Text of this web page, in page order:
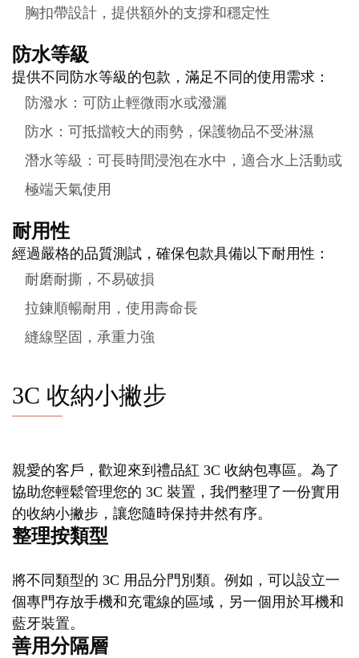
胸扣帶設計，提供額外的支撐和穩定性
防水等級
提供不同防水等級的包款，滿足不同的使用需求：
防潑水：可防止輕微雨水或潑灑
防水：可抵擋較大的雨勢，保護物品不受淋濕
潛水等級：可長時間浸泡在水中，適合水上活動或
極端天氣使用
耐用性
經過嚴格的品質測試，確保包款具備以下耐用性：
耐磨耐撕，不易破損
拉鍊順暢耐用，使用壽命長
縫線堅固，承重力強
3C 收納小撇步
親愛的客戶，歡迎來到禮品紅 3C 收納包專區。為了
協助您輕鬆管理您的 3C 裝置，我們整理了一份實用
的收納小撇步，讓您隨時保持井然有序。
整理按類型
將不同類型的 3C 用品分門別類。例如，可以設立一
個專門存放手機和充電線的區域，另一個用於耳機和
藍牙裝置。
善用分隔層